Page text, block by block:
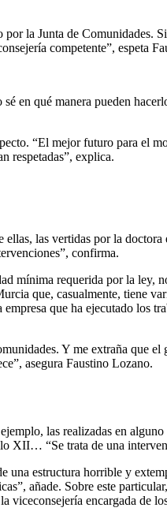
la Junta de Comunidades.
competente”, espeta
en qué manera pueden
“El mejor futuro para el
respetadas”, explica.
las vertidas por la
confirma.
mínima requerida por la ley,
que, casualmente, tiene
que ha ejecutado los
Y me extraña que el
asegura Faustino Lozano.
las realizadas en
XII… “Se trata de una
una estructura horrible y
añade. Sobre este
encargada de